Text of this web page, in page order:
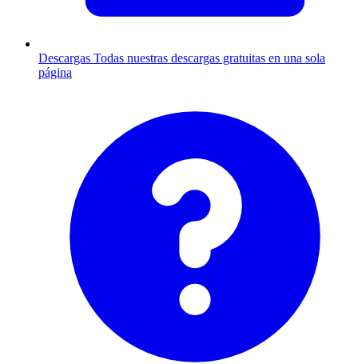
Descargas Todas nuestras descargas gratuitas en una sola
página